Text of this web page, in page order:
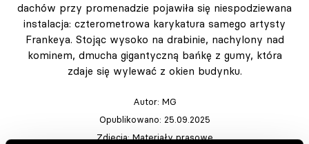
dachów przy promenadzie pojawiła się niespodziewana
instalacja: czterometrowa karykatura samego artysty
Frankeya. Stojąc wysoko na drabinie, nachylony nad
kominem, dmucha gigantyczną bańkę z gumy, która
zdaje się wylewać z okien budynku.
Autor: MG
Opublikowano: 25.09.2025
Zdjęcia: Materiały prasowe